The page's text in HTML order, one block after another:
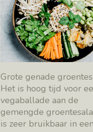
Grote genade
Het is hoog tijd voor
vegaballade aan de
gemengde
is zeer bruikbaar in een